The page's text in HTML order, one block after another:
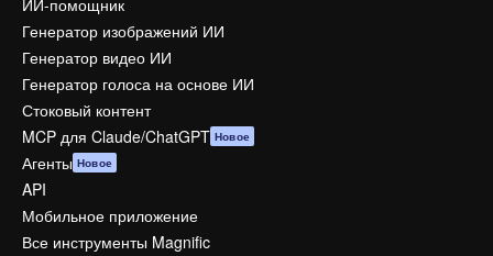
Генератор изображений ИИ
Генератор видео ИИ
Генератор голоса на основе ИИ
Стоковый контент
MCP для Claude/ChatGPT Новое
Агенты Новое
API
Мобильное приложение
Все инструменты Magnific